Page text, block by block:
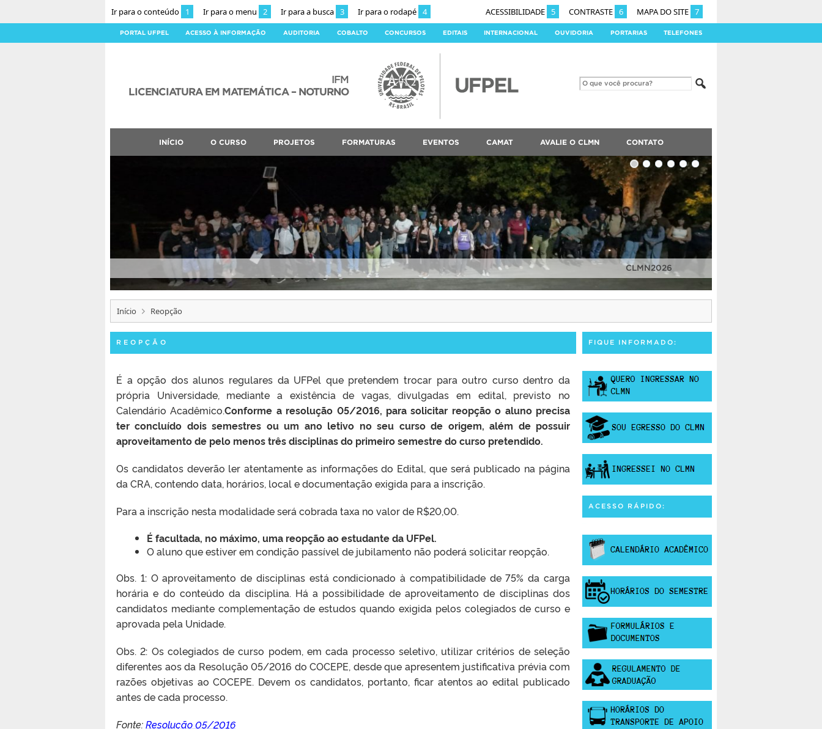
Ir para o conteúdo 1 Ir para o menu 2 Ir para a busca 3 Ir para o rodapé 4 ACESSIBILIDADE 5 CONTRASTE 6 MAPA DO SITE 7
PORTAL UFPEL ACESSO À INFORMAÇÃO AUDITORIA COBALTO CONCURSOS EDITAIS INTERNACIONAL OUVIDORIA PORTARIAS TELEFONES
IFM
LICENCIATURA EM MATEMÁTICA – NOTURNO
INÍCIO O CURSO PROJETOS FORMATURAS EVENTOS CAMAT AVALIE O CLMN CONTATO
CLMN2025
Início Reopção
REOPÇÃO
É a opção dos alunos regulares da UFPel que pretendem trocar para outro curso dentro da
própria Universidade, mediante a existência de vagas, divulgadas em edital, previsto no
Calendário Acadêmico.Conforme a resolução 05/2016, para solicitar reopção o aluno precisa
ter concluído dois semestres ou um ano letivo no seu curso de origem, além de possuir
aproveitamento de pelo menos três disciplinas do primeiro semestre do curso pretendido.
Os candidatos deverão ler atentamente as informações do Edital, que será publicado na página
da CRA, contendo data, horários, local e documentação exigida para a inscrição.
Para a inscrição nesta modalidade será cobrada taxa no valor de R$20,00.
É facultada, no máximo, uma reopção ao estudante da UFPel.
O aluno que estiver em condição passível de jubilamento não poderá solicitar reopção.
Obs. 1: O aproveitamento de disciplinas está condicionado à compatibilidade de 75% da carga
horária e do conteúdo da disciplina. Há a possibilidade de aproveitamento de disciplinas dos
candidatos mediante complementação de estudos quando exigida pelos colegiados de curso e
aprovada pela Unidade.
Obs. 2: Os colegiados de curso podem, em cada processo seletivo, utilizar critérios de seleção
diferentes aos da Resolução 05/2016 do COCEPE, desde que apresentem justificativa prévia com
razões objetivas ao COCEPE. Devem os candidatos, portanto, ficar atentos ao edital publicado
antes de cada processo.
Fonte:Resolução 05/2016
FIQUE INFORMADO:
ACESSO RÁPIDO: